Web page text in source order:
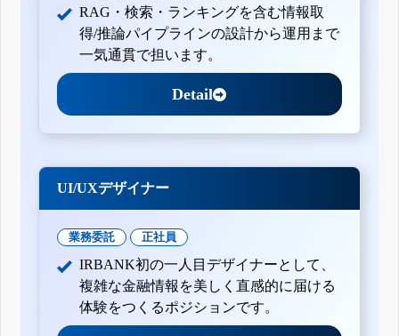
RAG・検索・ランキングを含む情報取
得/推論パイプラインの設計から運用まで
一気通貫で担います。
Detail
UI/UXデザイナー
業務委託 正社員
IRBANK初の一人目デザイナーとして、
複雑な金融情報を美しく直感的に届ける
体験をつくるポジションです。